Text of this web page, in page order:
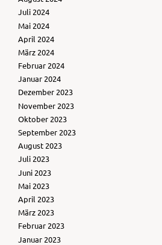
Juli 2024
Mai 2024
April 2024
März 2024
Februar 2024
Januar 2024
Dezember 2023
November 2023
Oktober 2023
September 2023
August 2023
Juli 2023
Juni 2023
Mai 2023
April 2023
März 2023
Februar 2023
Januar 2023